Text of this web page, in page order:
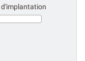
d'implantation